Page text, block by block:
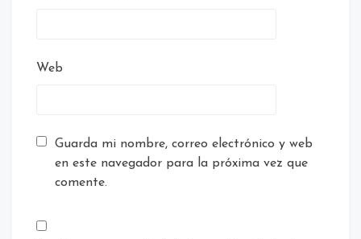
Web
Guarda mi nombre, correo electrónico y web
en este navegador para la próxima vez que
comente.